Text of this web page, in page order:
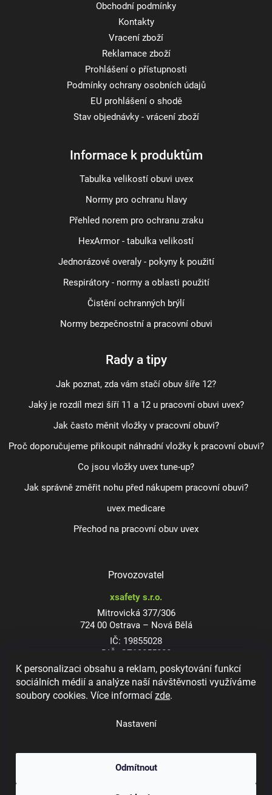
K personalizaci obsahu a reklam, poskytování funkcí
sociálních médií a analýze naší návštěvnosti využíváme
soubory cookies. Více informacízde.
Nastavení
Odmítnout
Obchodní podmínky
Kontakty
Vracení zboží
Reklamace zboží
Prohlášení o přístupnosti
Podmínky ochrany osobních údajů
EU prohlášení o shodě
Stav objednávky - vrácení zboží
Informace k produktům
Tabulka velikostí obuvi uvex
Normy pro ochranu hlavy
Přehled norem pro ochranu zraku
HexArmor - tabulka velikostí
Jednorázové overaly - pokyny k použití
Respirátory - normy a oblasti použití
Čistění ochranných brýlí
Normy bezpečnostní a pracovní obuvi
Rady a tipy
Jak poznat, zda vám stačí obuv šíře 12?
Jaký je rozdíl mezi šíří 11 a 12 u pracovní obuvi uvex?
Jak často měnit vložky v pracovní obuvi?
Proč doporučujeme přikoupit náhradní vložky k pracovní obuvi?
Co jsou vložky uvex tune-up?
Jak správně změřit nohu před nákupem pracovní obuvi?
uvex medicare
Přechod na pracovní obuv uvex
Provozovatel
xsafety s.r.o.
Mitrovická 377/306
724 00 Ostrava – Nová Bělá
IČ: 19855028
DIČ: CZ19855028
Dioptrické ochranné brýle